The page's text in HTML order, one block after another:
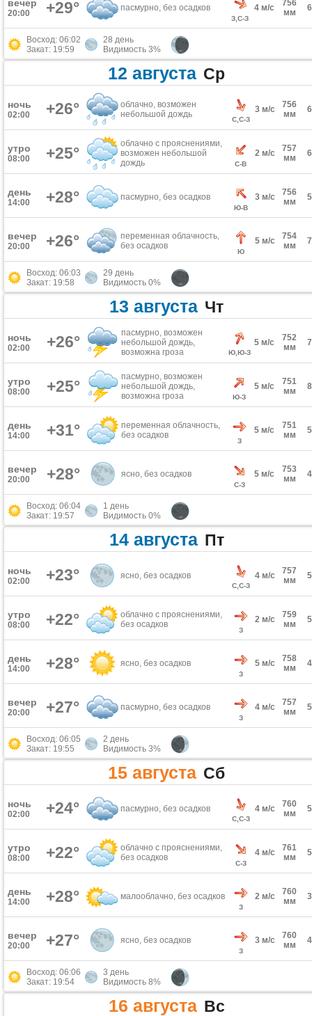
вечер
20:00 +29° пасмурно, без осадков
З,С-З
4 м/с
756
мм
Восход: 06:02
Закат: 19:59
28 день
Видимость 3%
12 августа Ср
ночь
02:00 +26°
облачно, возможен
небольшой дождь
С,С-З
3 м/с
756
мм
утро
08:00 +25°
облачно с прояснениями,
возможен небольшой
дождь
С-В
2 м/с
757
мм
день
14:00 +28° пасмурно, без осадков
Ю-В
3 м/с
756
мм
вечер
20:00 +26°
переменная облачность,
без осадков
Ю
5 м/с
754
мм
Восход: 06:03
Закат: 19:58
29 день
Видимость 0%
13 августа Чт
ночь
02:00 +26°
пасмурно, возможен
небольшой дождь,
возможна гроза
Ю,Ю-З
5 м/с
752
мм
утро
08:00 +25°
пасмурно, возможен
небольшой дождь,
возможна гроза
Ю-З
5 м/с
751
мм
день
14:00 +31°
переменная облачность,
без осадков
З
5 м/с
751
мм
вечер
20:00 +28° ясно, без осадков
С-З
5 м/с
753
мм
Восход: 06:04
Закат: 19:57
1 день
Видимость 0%
14 августа Пт
ночь
02:00 +23° ясно, без осадков
С,С-З
4 м/с
757
мм
утро
08:00 +22°
облачно с прояснениями,
без осадков
З
2 м/с
759
мм
день
14:00 +28° ясно, без осадков
З
5 м/с
758
мм
вечер
20:00 +27° пасмурно, без осадков
З
4 м/с
757
мм
Восход: 06:05
Закат: 19:55
2 день
Видимость 3%
15 августа Сб
ночь
02:00 +24° пасмурно, без осадков
С,С-З
4 м/с
760
мм
утро
08:00 +22°
облачно с прояснениями,
без осадков
С-З
4 м/с
761
мм
день
14:00 +28° малооблачно, без осадков
З
2 м/с
760
мм
вечер
20:00 +27° ясно, без осадков
З
3 м/с
760
мм
Восход: 06:06
Закат: 19:54
3 день
Видимость 8%
16 августа Вс